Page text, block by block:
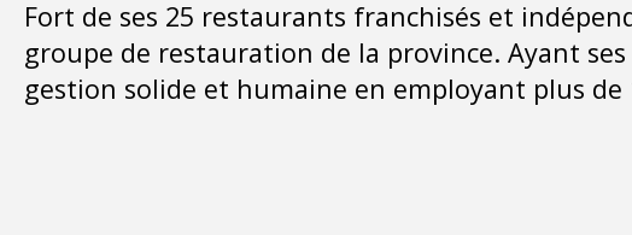
Fort de ses 25 restaurants franchisés et
groupe de restauration de la province. Ayant
gestion solide et humaine en employant plus de